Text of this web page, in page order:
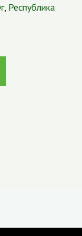
, Республика